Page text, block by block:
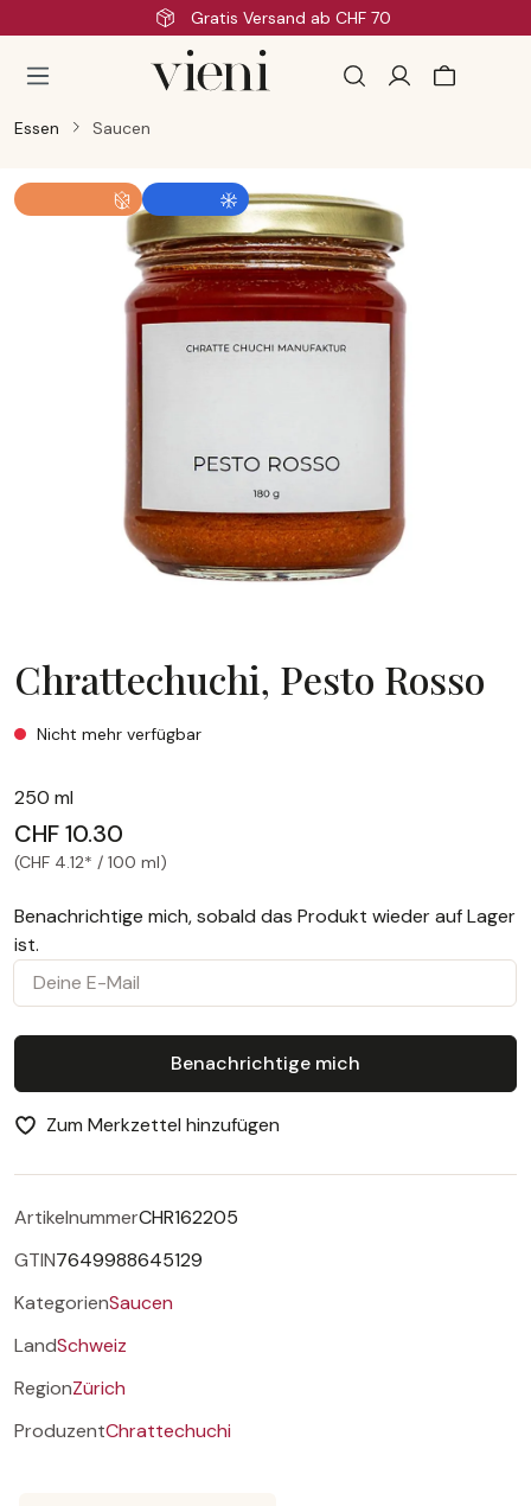
Zum Hauptinhalt springen Schnelle Lieferung
Essen Saucen
Bildergalerie überspringen
Chrattechuchi, Pesto Rosso
Chrattechuchi, Pesto Rosso
Nicht mehr verfügbar
250 ml
CHF 10.30
(CHF 4.12* / 100 ml)
Benachrichtige mich, sobald das Produkt wieder auf Lager
ist.
Deine E-Mail
Benachrichtige mich
Zum Merkzettel hinzufügen
ArtikelnummerCHR162205
GTIN7649988645129
KategorienSaucen
LandSchweiz
RegionZürich
ProduzentChrattechuchi